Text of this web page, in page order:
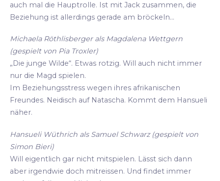
auch mal die Hauptrolle. Ist mit Jack zusammen, die
Beziehung ist allerdings gerade am bröckeln...
Michaela Röthlisberger als Magdalena Wettgern
(gespielt von Pia Troxler)
„Die junge Wilde“. Etwas rotzig. Will auch nicht immer
nur die Magd spielen.
Im Beziehungsstress wegen ihres afrikanischen
Freundes. Neidisch auf Natascha. Kommt dem Hansueli
näher.
Hansueli Wüthrich als Samuel Schwarz (gespielt von
Simon Bieri)
Will eigentlich gar nicht mitspielen. Lässt sich dann
aber irgendwie doch mitreissen. Und findet immer